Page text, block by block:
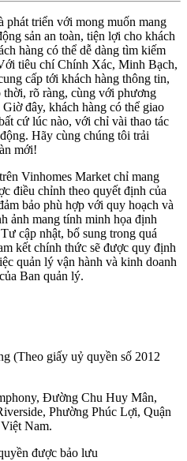
phát triển với mong muốn mang
sản an toàn, tiện lợi cho khách
hàng có thể dễ dàng tìm kiếm
tiêu chí Chính Xác, Minh Bạch,
cấp tới khách hàng thông tin,
thời, rõ ràng, cùng với phương
đây, khách hàng có thể giao
cứ lúc nào, với chỉ vài thao tác
Hãy cùng chúng tôi trải
mới!
Vinhomes Market chỉ mang
điều chỉnh theo quyết định của
bảo phù hợp với quy hoạch và
ảnh mang tính minh họa định
cập nhật, bổ sung trong quá
kết chính thức sẽ được quy định
quản lý vận hành và kinh doanh
Ban quản lý.
(Theo giấy uỷ quyền số 2012
Đường Chu Huy Mân,
Phường Phúc Lợi, Quận
Nam.
được bảo lưu